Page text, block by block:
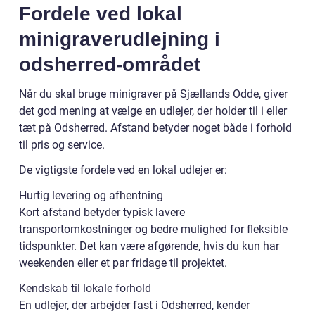
Fordele ved lokal
minigraverudlejning i
odsherred-området
Når du skal bruge minigraver på Sjællands Odde, giver
det god mening at vælge en udlejer, der holder til i eller
tæt på Odsherred. Afstand betyder noget både i forhold
til pris og service.
De vigtigste fordele ved en lokal udlejer er:
Hurtig levering og afhentning
Kort afstand betyder typisk lavere
transportomkostninger og bedre mulighed for fleksible
tidspunkter. Det kan være afgørende, hvis du kun har
weekenden eller et par fridage til projektet.
Kendskab til lokale forhold
En udlejer, der arbejder fast i Odsherred, kender